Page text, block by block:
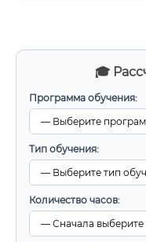
🎓
Программа обучения:
Тип обучения:
Количество часов: